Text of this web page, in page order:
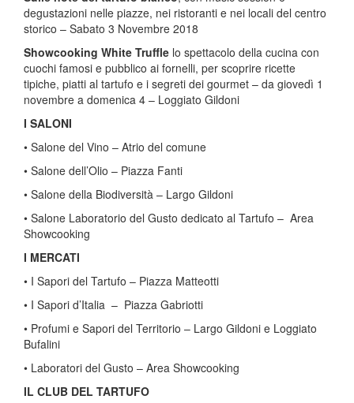
degustazioni nelle piazze, nei ristoranti e nei locali del centro
storico – Sabato 3 Novembre 2018
Showcooking White Truffle lo spettacolo della cucina con
cuochi famosi e pubblico ai fornelli, per scoprire ricette
tipiche, piatti al tartufo e i segreti dei gourmet – da giovedì 1
novembre a domenica 4 – Loggiato Gildoni
I SALONI
• Salone del Vino – Atrio del comune
• Salone dell’Olio – Piazza Fanti
• Salone della Biodiversità – Largo Gildoni
• Salone Laboratorio del Gusto dedicato al Tartufo – Area
Showcooking
I MERCATI
• I Sapori del Tartufo – Piazza Matteotti
• I Sapori d’Italia – Piazza Gabriotti
• Profumi e Sapori del Territorio – Largo Gildoni e Loggiato
Bufalini
• Laboratori del Gusto – Area Showcooking
IL CLUB DEL TARTUFO